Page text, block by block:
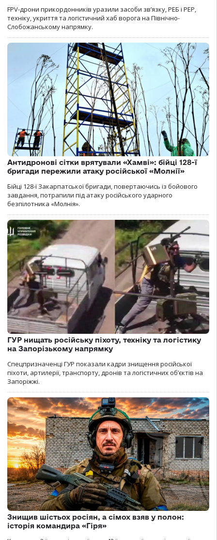
FPV-дрони прикордонників уразили засоби зв’язку, РЕБ і РЕР,
техніку, укриття та логістичний хаб ворога на Північно-
Слобожанському напрямку.
Антидронові сітки врятували «Хамві»: бійці 128-ї
бригади пережили атаку російської «Молнії»
Бійці 128-ї Закарпатської бригади, повертаючись із бойового
завдання, потрапили під атаку російського ударного
безпілотника «Молнія».
ГУР нищать російську піхоту, техніку та логістику
на Запорізькому напрямку
Спецпризначенці ГУР показали кадри знищення російської
піхоти, артилерії, транспорту, дронів та логістичних об’єктів на
Запоріжжі.
Знищив шістьох росіян, а сімох взяв у полон:
історія командира «Гіря»